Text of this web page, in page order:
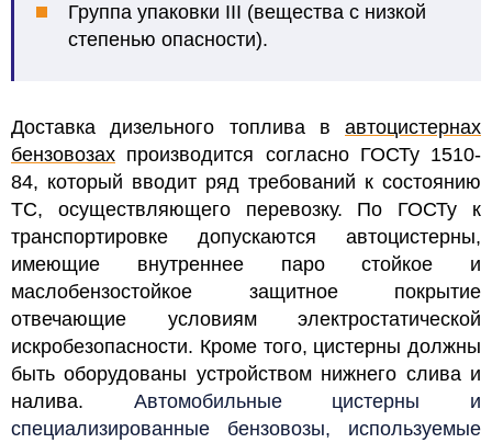
Группа упаковки III (вещества с низкой
степенью опасности).
Доставка дизельного топлива в автоцистернах
бензовозах производится согласно ГОСТу 1510-
84, который вводит ряд требований к состоянию
ТС, осуществляющего перевозку. По ГОСТу к
транспортировке допускаются автоцистерны,
имеющие внутреннее паро стойкое и
маслобензостойкое защитное покрытие
отвечающие условиям электростатической
искробезопасности. Кроме того, цистерны должны
быть оборудованы устройством нижнего слива и
налива. Автомобильные цистерны и
специализированные бензовозы, используемые